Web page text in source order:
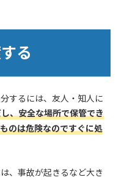
る
するには、友人・知人に
、安全な場所で保管でき
のは危険なのですぐに処
、事故が起きるなど大き